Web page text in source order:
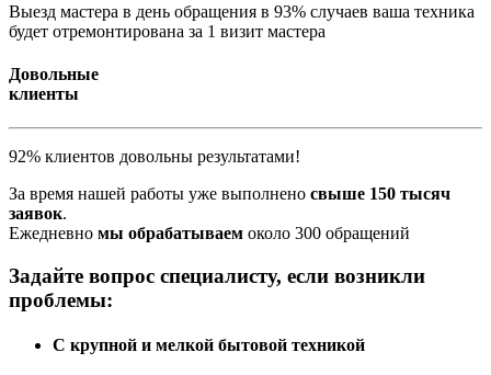
Выезд мастера в день обращения в 93% случаев ваша техника
будет отремонтирована за 1 визит мастера
Довольные
клиенты
92% клиентов довольны результатами!
За время нашей работы уже выполнено свыше 150 тысяч
заявок.
Ежедневно мы обрабатываем около 300 обращений
Задайте вопрос специалисту, если возникли
проблемы:
С крупной и мелкой бытовой техникой